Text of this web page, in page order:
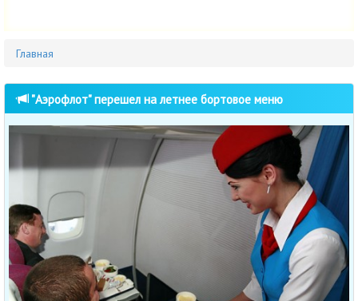
Главная
"Аэрофлот" перешел на летнее бортовое меню